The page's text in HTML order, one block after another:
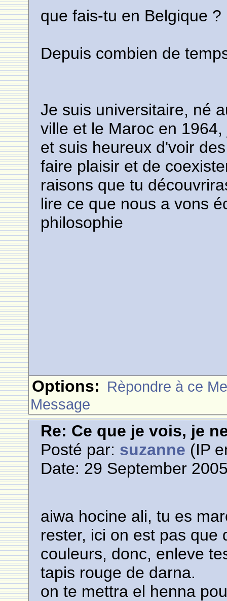
que fais-tu en Belgique ?
Depuis combien de
Je suis universitaire, né
ville et le Maroc en
et suis heureux d'voir
faire plaisir et de
raisons que tu
lire ce que nous a vons
philosophie
Options: Rèpondre à ce
Message
Re: Ce que je vois, je
Posté par: suzanne (IP
Date: 29 September
aiwa hocine ali, tu es
rester, ici on est pas que
couleurs, donc, enleve
tapis rouge de darna.
on te mettra el henna